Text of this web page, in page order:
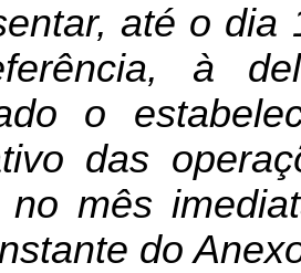
até o dia
à
o
das
no mês
do